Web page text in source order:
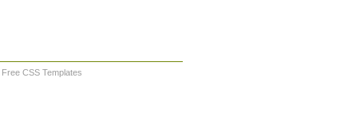
Free CSS Templates